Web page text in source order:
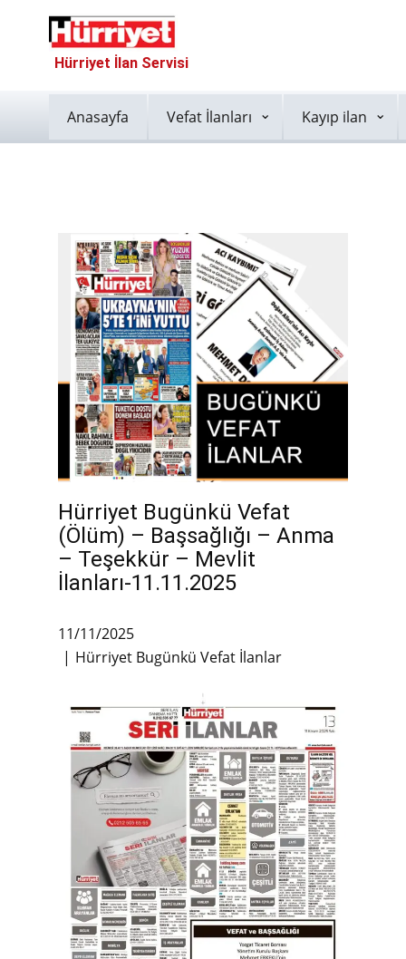
Hürriyet İlan Servisi
Anasayfa Vefat İlanları Kayıp ilan
Hürriyet Bugünkü Vefat
(Ölüm) – Başsağlığı – Anma
– Teşekkür – Mevlit
İlanları-11.11.2025
11/11/2025
Hürriyet Bugünkü Vefat İlanlar